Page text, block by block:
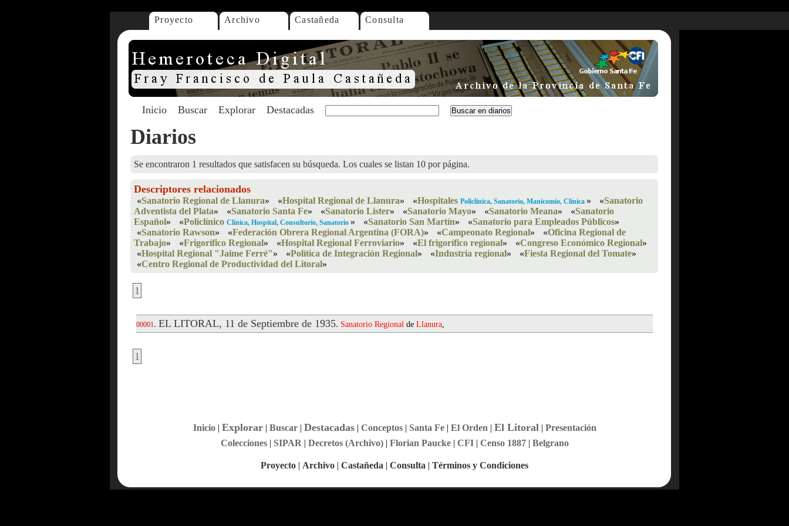
Proyecto Archivo Castañeda Consulta
Inicio Buscar Explorar Destacadas
Diarios
Se encontraron 1 resultados que satisfacen su búsqueda. Los cuales se listan 10 por página.
Descriptores relacionados
«Sanatorio Regional de Llanura» «Hospital Regional de Llanura» «Hospitales Policlínica, Sanatorio, Manicomio, Clínica » «Sanatorio
Adventista del Plata» «Sanatorio Santa Fe» «Sanatorio Lister» «Sanatorio Mayo» «Sanatorio Meana» «Sanatorio
Español» «Policlínico Clínica, Hospital, Consultorio, Sanatorio » «Sanatorio San Martín» «Sanatorio para Empleados Públicos»
«Sanatorio Rawson» «Federación Obrera Regional Argentina (FORA)» «Campeonato Regional» «Oficina Regional de
Trabajo» «Frigorífico Regional» «Hospital Regional Ferroviario» «El frigorífico regional» «Congreso Económico Regional»
«Hospital Regional "Jaime Ferré"» «Política de Integración Regional» «Industria regional» «Fiesta Regional del Tomate»
«Centro Regional de Productividad del Litoral»
1
00001. EL LITORAL, 11 de Septiembre de 1935. Sanatorio Regional de Llanura,
1
Inicio| Explorar| Buscar| Destacadas| Conceptos| Santa Fe| El Orden | El Litoral | Presentación
Colecciones| SIPAR | Decretos (Archivo)| Florian Paucke| CFI| Censo 1887| Belgrano
Proyecto | Archivo | Castañeda | Consulta | Términos y Condiciones